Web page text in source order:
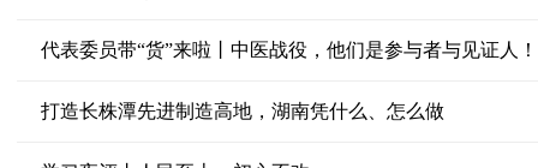
代表委员带“货”来啦丨中医战役，他们是参与者与见证人！
打造长株潭先进制造高地，湖南凭什么、怎么做